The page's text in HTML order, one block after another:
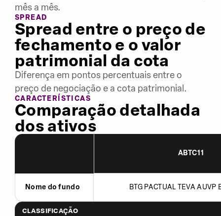
mês a mês.
SPREAD
Spread entre o preço de
fechamento e o valor
patrimonial da cota
Diferença em pontos percentuais entre o
preço de negociação e a cota patrimonial.
CARACTERÍSTICAS
Comparação detalhada
dos ativos
ABTC11
Nome do fundo BTG PACTUAL TEVA AUVP
CLASSIFICAÇÃO